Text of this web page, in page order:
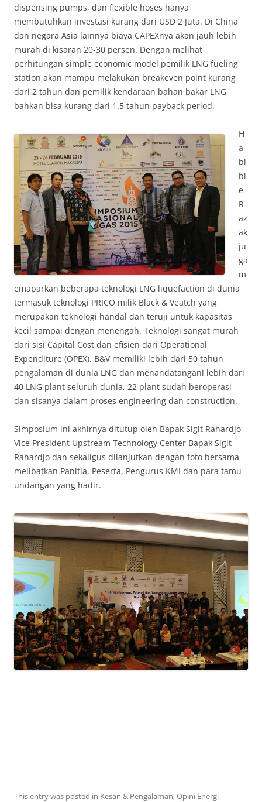
dispensing pumps, dan flexible hoses hanya
membutuhkan investasi kurang dari USD 2 Juta. Di China
dan negara Asia lainnya biaya CAPEXnya akan jauh lebih
murah di kisaran 20-30 persen. Dengan melihat
perhitungan simple economic model pemilik LNG fueling
station akan mampu melakukan breakeven point kurang
dari 2 tahun dan pemilik kendaraan bahan bakar LNG
bahkan bisa kurang dari 1.5 tahun payback period.
H
a
bi
bi
e
R
az
ak
ju
ga
m
emaparkan beberapa teknologi LNG liquefaction di dunia
termasuk teknologi PRICO milik Black & Veatch yang
merupakan teknologi handal dan teruji untuk kapasitas
kecil sampai dengan menengah. Teknologi sangat murah
dari sisi Capital Cost dan efisien dari Operational
Expenditure (OPEX). B&V memiliki lebih dari 50 tahun
pengalaman di dunia LNG dan menandatangani lebih dari
40 LNG plant seluruh dunia, 22 plant sudah beroperasi
dan sisanya dalam proses engineering dan construction.
Simposium ini akhirnya ditutup oleh Bapak Sigit Rahardjo –
Vice President Upstream Technology Center Bapak Sigit
Rahardjo dan sekaligus dilanjutkan dengan foto bersama
melibatkan Panitia, Peserta, Pengurus KMI dan para tamu
undangan yang hadir.
This entry was posted in Kesan & Pengalaman,Opini Energi